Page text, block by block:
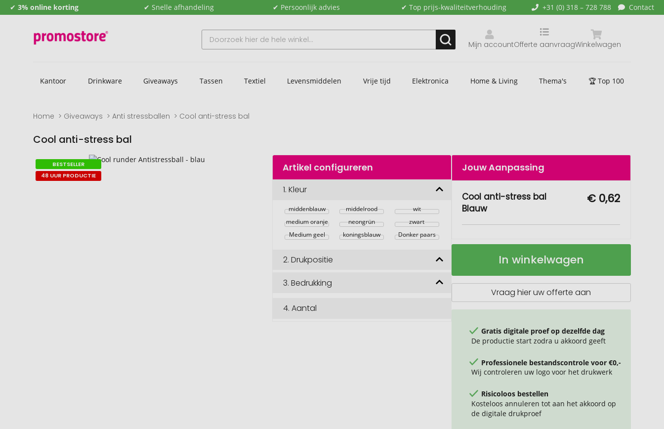
✔ 3% online korting ✔ Snelle afhandeling ✔ Persoonlijk advies ✔ Top prijs-kwaliteitverhouding +31 (0) 318 – 728 788 Contact
Mijn account Winkelwagen
Offerte aanvraag
Kantoor Drinkware Giveaways Tassen Textiel Levensmiddelen Vrije tijd Elektronica Home & Living Thema's 🏆 Top 100
Home Giveaways Anti stressballen Cool anti-stress bal
Cool anti-stress bal
Naar
het
einde
Naar
het
begin
BESTSELLER
48 UUR PRODUCTIE
Artikel configureren
1.Kleur
middenblauw middelrood
wit
medium oranje
neongrün
zwart
Medium geel
koningsblauw Donker paars
2.Drukpositie
3.Bedrukking
4.Aantal
Jouw Aanpassing
Cool anti-stress bal
Blauw
€ 0,62
Cool
bal
Op
In winkelwagen
Vraag hier uw offerte aan
Gratis digitale proef op dezelfde dag
De productie start zodra u akkoord geeft
Professionele bestandscontrole voor €0,-
Wij controleren uw logo voor het drukwerk
Risicoloos bestellen
Kosteloos annuleren tot aan het akkoord op
de digitale drukproef